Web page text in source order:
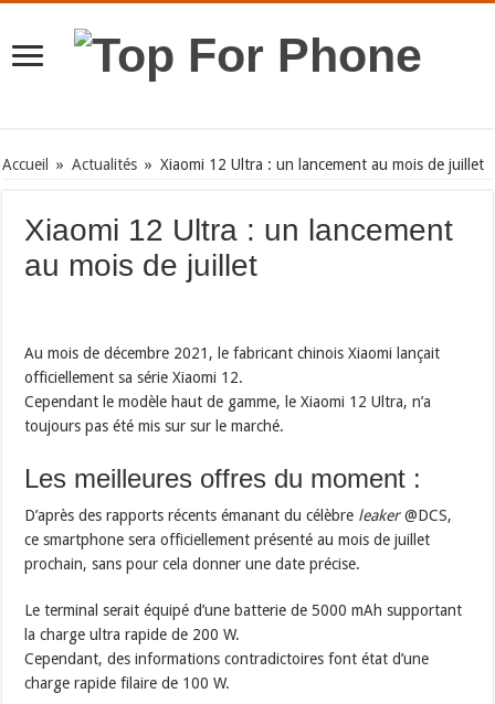
Accueil » Actualités » Xiaomi 12 Ultra : un lancement au mois de juillet
Xiaomi 12 Ultra : un lancement
au mois de juillet
Au mois de décembre 2021, le fabricant chinois Xiaomi lançait
officiellement sa série Xiaomi 12.
Cependant le modèle haut de gamme, le Xiaomi 12 Ultra, n’a
toujours pas été mis sur sur le marché.
Les meilleures offres du moment :
D’après des rapports récents émanant du célèbre leaker@DCS,
ce smartphone sera officiellement présenté au mois de juillet
prochain, sans pour cela donner une date précise.
Le terminal serait équipé d’une batterie de 5000 mAh supportant
la charge ultra rapide de 200 W.
Cependant, des informations contradictoires font état d’une
charge rapide filaire de 100 W.